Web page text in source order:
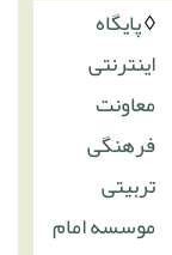
◊پایگاه
اینترنتی
معاونت
فرهنگی
تربیتی
موسسه امام